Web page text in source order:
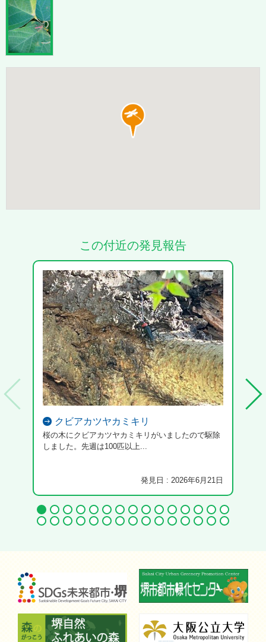
この付近の発見報告
クビアカツヤカミキリ
桜の木にクビアカツヤカミキリがいましたので駆除
しました。先週は100匹以上...
発見日 : 2026年6月21日